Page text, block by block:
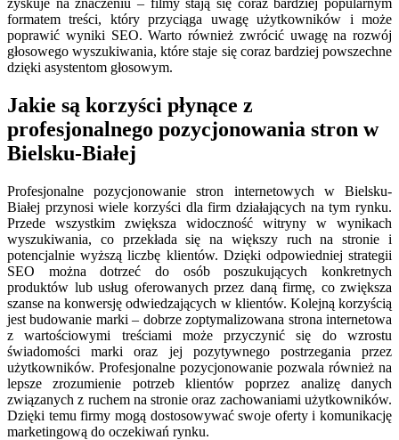
formatem treści, który przyciąga uwagę użytkowników i może
poprawić wyniki SEO. Warto również zwrócić uwagę na rozwój
głosowego wyszukiwania, które staje się coraz bardziej powszechne
dzięki asystentom głosowym.
Jakie są korzyści płynące z
profesjonalnego pozycjonowania stron w
Bielsku-Białej
Profesjonalne pozycjonowanie stron internetowych w Bielsku-
Białej przynosi wiele korzyści dla firm działających na tym rynku.
Przede wszystkim zwiększa widoczność witryny w wynikach
wyszukiwania, co przekłada się na większy ruch na stronie i
potencjalnie wyższą liczbę klientów. Dzięki odpowiedniej strategii
SEO można dotrzeć do osób poszukujących konkretnych
produktów lub usług oferowanych przez daną firmę, co zwiększa
szanse na konwersję odwiedzających w klientów. Kolejną korzyścią
jest budowanie marki – dobrze zoptymalizowana strona internetowa
z wartościowymi treściami może przyczynić się do wzrostu
świadomości marki oraz jej pozytywnego postrzegania przez
użytkowników. Profesjonalne pozycjonowanie pozwala również na
lepsze zrozumienie potrzeb klientów poprzez analizę danych
związanych z ruchem na stronie oraz zachowaniami użytkowników.
Dzięki temu firmy mogą dostosowywać swoje oferty i komunikację
marketingową do oczekiwań rynku.